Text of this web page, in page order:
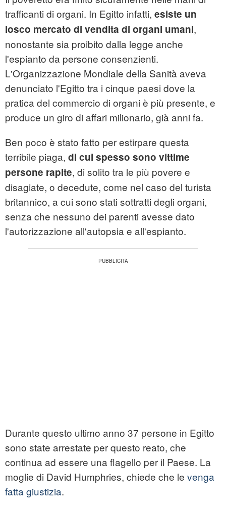
trafficanti di organi. In Egitto infatti, esiste un
losco mercato di vendita di organi umani,
nonostante sia proibito dalla legge anche
l'espianto da persone consenzienti.
L'Organizzazione Mondiale della Sanità aveva
denunciato l'Egitto tra i cinque paesi dove la
pratica del commercio di organi è più presente, e
produce un giro di affari milionario, già anni fa.
Ben poco è stato fatto per estirpare questa
terribile piaga, di cui spesso sono vittime
persone rapite, di solito tra le più povere e
disagiate, o decedute, come nel caso del turista
britannico, a cui sono stati sottratti degli organi,
senza che nessuno dei parenti avesse dato
l'autorizzazione all'autopsia e all'espianto.
Durante questo ultimo anno 37 persone in Egitto
sono state arrestate per questo reato, che
continua ad essere una flagello per il Paese. La
moglie di David Humphries, chiede che le venga
fatta giustizia.